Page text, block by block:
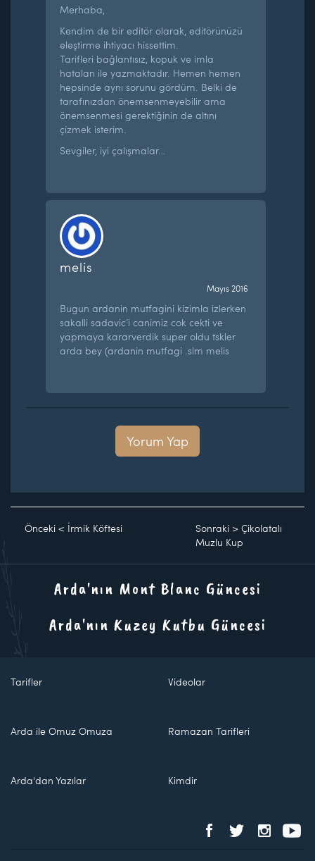
Merhaba,
Kendim de bir editör olarak, editörünüzü
eleştirme ihtiyacı hissettim.
Tarifleri bağlantısız, kopuk ve imla
hataları ile yazmaktadır. Hemen hemen
hepsinde aynı sorunu gördüm. Belki de
tarafınızdan önemsenmeyebilir ama
önemsenmesi gerektiğinin de altını
çizmek isterim.
Sevgiler, iyi çalışmalar…
melis
Mayıs 2016
Bugun ardanin mutfagini kizimla izlerken
sakalli sadavic’i canimiz cok cekti ve
yapmaya kararverdik super oldu tskler
arda bey (ardanin mutfagi .slm melis
Yorum Yap
Önceki < İrmik Köftesi Sonraki >Çikolatalı
Muzlu Kup
Arda'nın Mont Blanc Güncesi
Arda'nın Kuzey Kutbu Güncesi
Tarifler Videolar
Arda ile Omuz Omuza Ramazan Tarifleri
Arda'dan Yazılar Kimdir